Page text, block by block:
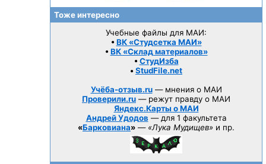
Тоже интересно
Учебные файлы для МАИ:
• ВК «Студсетка МАИ»
• ВК «Склад материалов»
• СтудИзба
• StudFile.net
Учёба-отзыв.ru— мнения о МАИ
Проверили.ru — режут правду о МАИ
Яндекс.Карты о МАИ
Андрей Удодов — для 1 факультета
«Барковиана» — «Лука Мудищев» и пр.